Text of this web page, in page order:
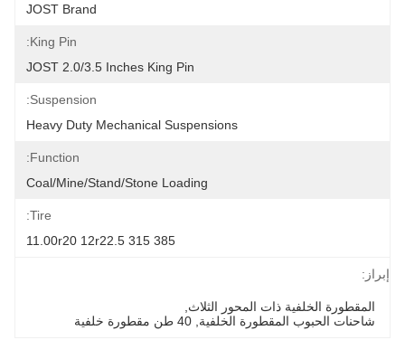
JOST Brand
King Pin:
JOST 2.0/3.5 Inches King Pin
Suspension:
Heavy Duty Mechanical Suspensions
Function:
Coal/Mine/Stand/Stone Loading
Tire:
11.00r20 12r22.5 315 385
إبراز:
المقطورة الخلفية ذات المحور الثلاث
شاحنات الحبوب المقطورة الخلفية 40 طن مقطورة خلفية